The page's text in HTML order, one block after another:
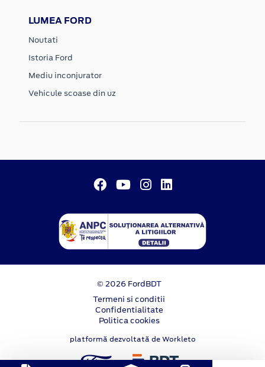
LUMEA FORD
Noutati
Istoria Ford
Mediu inconjurator
Vehicule scoase din uz
© 2026 FordBDT
Termeni si conditii
Confidentialitate
Politica cookies
platformă dezvoltată de Workleto